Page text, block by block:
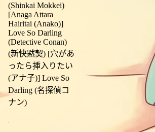
(Shinkai Mokkei)
[Anaga Attara
Hairitai (Anako)]
Love So Darling
(Detective Conan)
(新快黙契) [穴があ
ったら挿入りたい
(アナ子)] Love So
Darling (名探偵コ
ナン)